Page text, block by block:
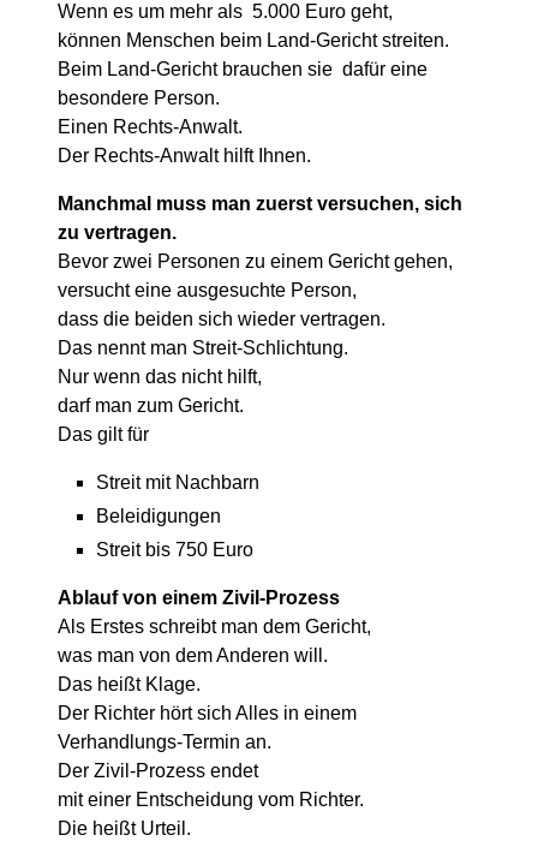
Wenn es um mehr als 5.000 Euro geht,
können Menschen beim Land-Gericht streiten.
Beim Land-Gericht brauchen sie dafür eine
besondere Person.
Einen Rechts-Anwalt.
Der Rechts-Anwalt hilft Ihnen.
Manchmal muss man zuerst versuchen, sich
zu vertragen.
Bevor zwei Personen zu einem Gericht gehen,
versucht eine ausgesuchte Person,
dass die beiden sich wieder vertragen.
Das nennt man Streit-Schlichtung.
Nur wenn das nicht hilft,
darf man zum Gericht.
Das gilt für
Streit mit Nachbarn
Beleidigungen
Streit bis 750 Euro
Ablauf von einem Zivil-Prozess
Als Erstes schreibt man dem Gericht,
was man von dem Anderen will.
Das heißt Klage.
Der Richter hört sich Alles in einem
Verhandlungs-Termin an.
Der Zivil-Prozess endet
mit einer Entscheidung vom Richter.
Die heißt Urteil.